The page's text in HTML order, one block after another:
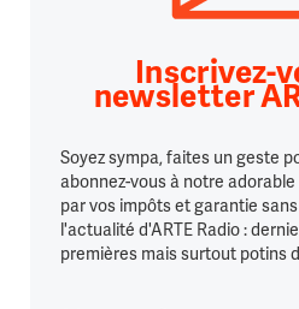
Inscrivez-
newsletter
Soyez sympa, faites un geste
abonnez-vous à notre
par vos impôts et garantie
l'actualité d'ARTE Radio :
premières mais surtout potins